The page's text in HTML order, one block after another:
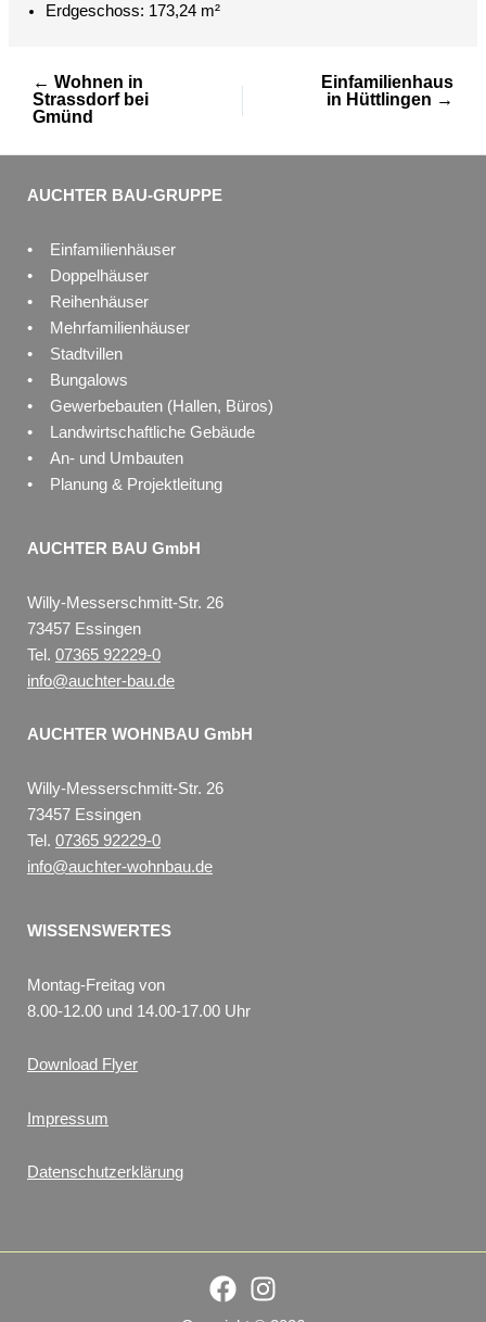
Erdgeschoss: 173,24 m²
← Wohnen in
Strassdorf bei
Gmünd
Einfamilienhaus
in Hüttlingen →
AUCHTER BAU-GRUPPE
• Einfamilienhäuser
• Doppelhäuser
• Reihenhäuser
• Mehrfamilienhäuser
• Stadtvillen
• Bungalows
• Gewerbebauten (Hallen, Büros)
• Landwirtschaftliche Gebäude
• An- und Umbauten
• Planung & Projektleitung
AUCHTER BAU GmbH
Willy-Messerschmitt-Str. 26
73457 Essingen
Tel. 07365 92229-0
info@auchter-bau.de
AUCHTER WOHNBAU GmbH
Willy-Messerschmitt-Str. 26
73457 Essingen
Tel. 07365 92229-0
info@auchter-wohnbau.de
WISSENSWERTES
Montag-Freitag von
8.00-12.00 und 14.00-17.00 Uhr
Download Flyer
Impressum
Datenschutzerklärung